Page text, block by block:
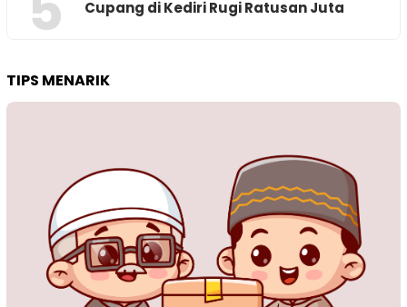
Cupang di Kediri Rugi Ratusan Juta
TIPS MENARIK